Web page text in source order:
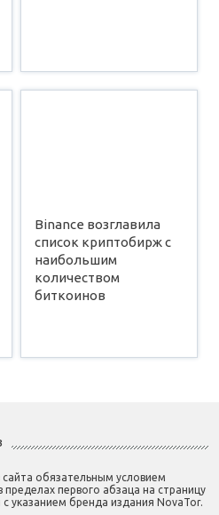
Binance возглавила
список криптобирж с
наибольшим
количеством
биткоинов
обязательным условием
пределах первого абзаца на страницу
указанием бренда издания NovaTor.